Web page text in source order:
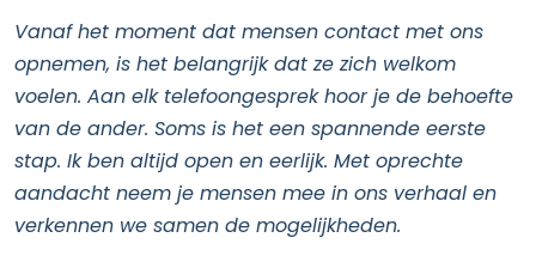
Vanaf het moment dat mensen contact met ons
opnemen, is het belangrijk dat ze zich welkom
voelen. Aan elk telefoongesprek hoor je de behoefte
van de ander. Soms is het een spannende eerste
stap. Ik ben altijd open en eerlijk. Met oprechte
aandacht neem je mensen mee in ons verhaal en
verkennen we samen de mogelijkheden.